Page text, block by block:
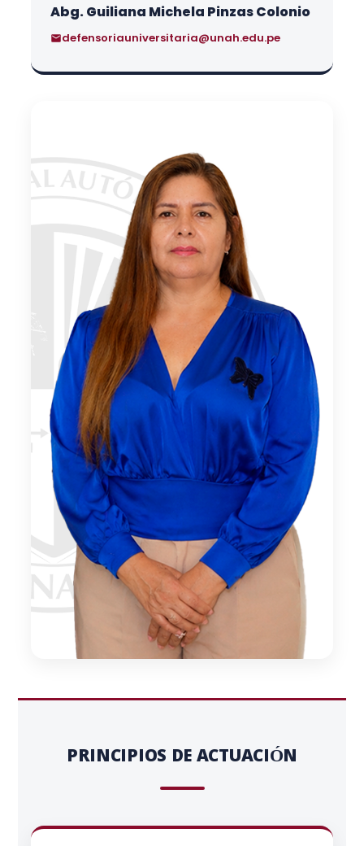
Abg. Guiliana Michela Pinzas Colonio
defensoriauniversitaria@unah.edu.pe
PRINCIPIOS DE ACTUACIÓN